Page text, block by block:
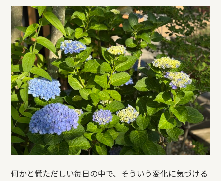
何かと慌ただしい毎日の中で、そういう変化に気づける